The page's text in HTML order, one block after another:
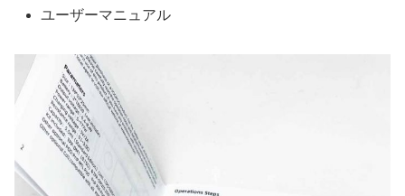
ユーザーマニュアル